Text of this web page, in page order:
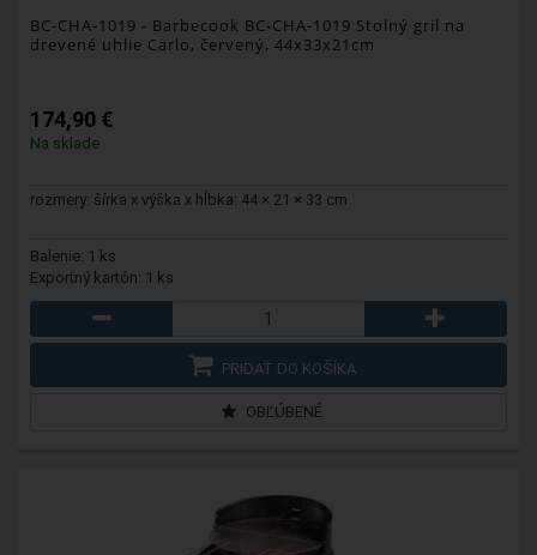
BC-CHA-1019 - Barbecook BC-CHA-1019 Stolný gril na
drevené uhlie Carlo, červený, 44x33x21cm
174,90 €
Na sklade
rozmery: šírka x výška x hĺbka: 44 × 21 × 33 cm
Balenie: 1 ks
Exportný kartón: 1 ks
PRIDAŤ DO KOŠÍKA
OBĽÚBENÉ